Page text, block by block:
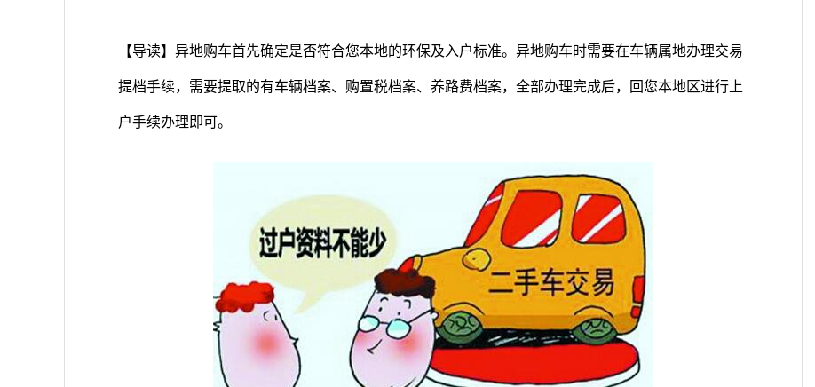
【导读】异地购车首先确定是否符合您本地的环保及入户标准。异地购车时需要在车辆属地办理交易
提档手续，需要提取的有车辆档案、购置税档案、养路费档案，全部办理完成后，回您本地区进行上
户手续办理即可。